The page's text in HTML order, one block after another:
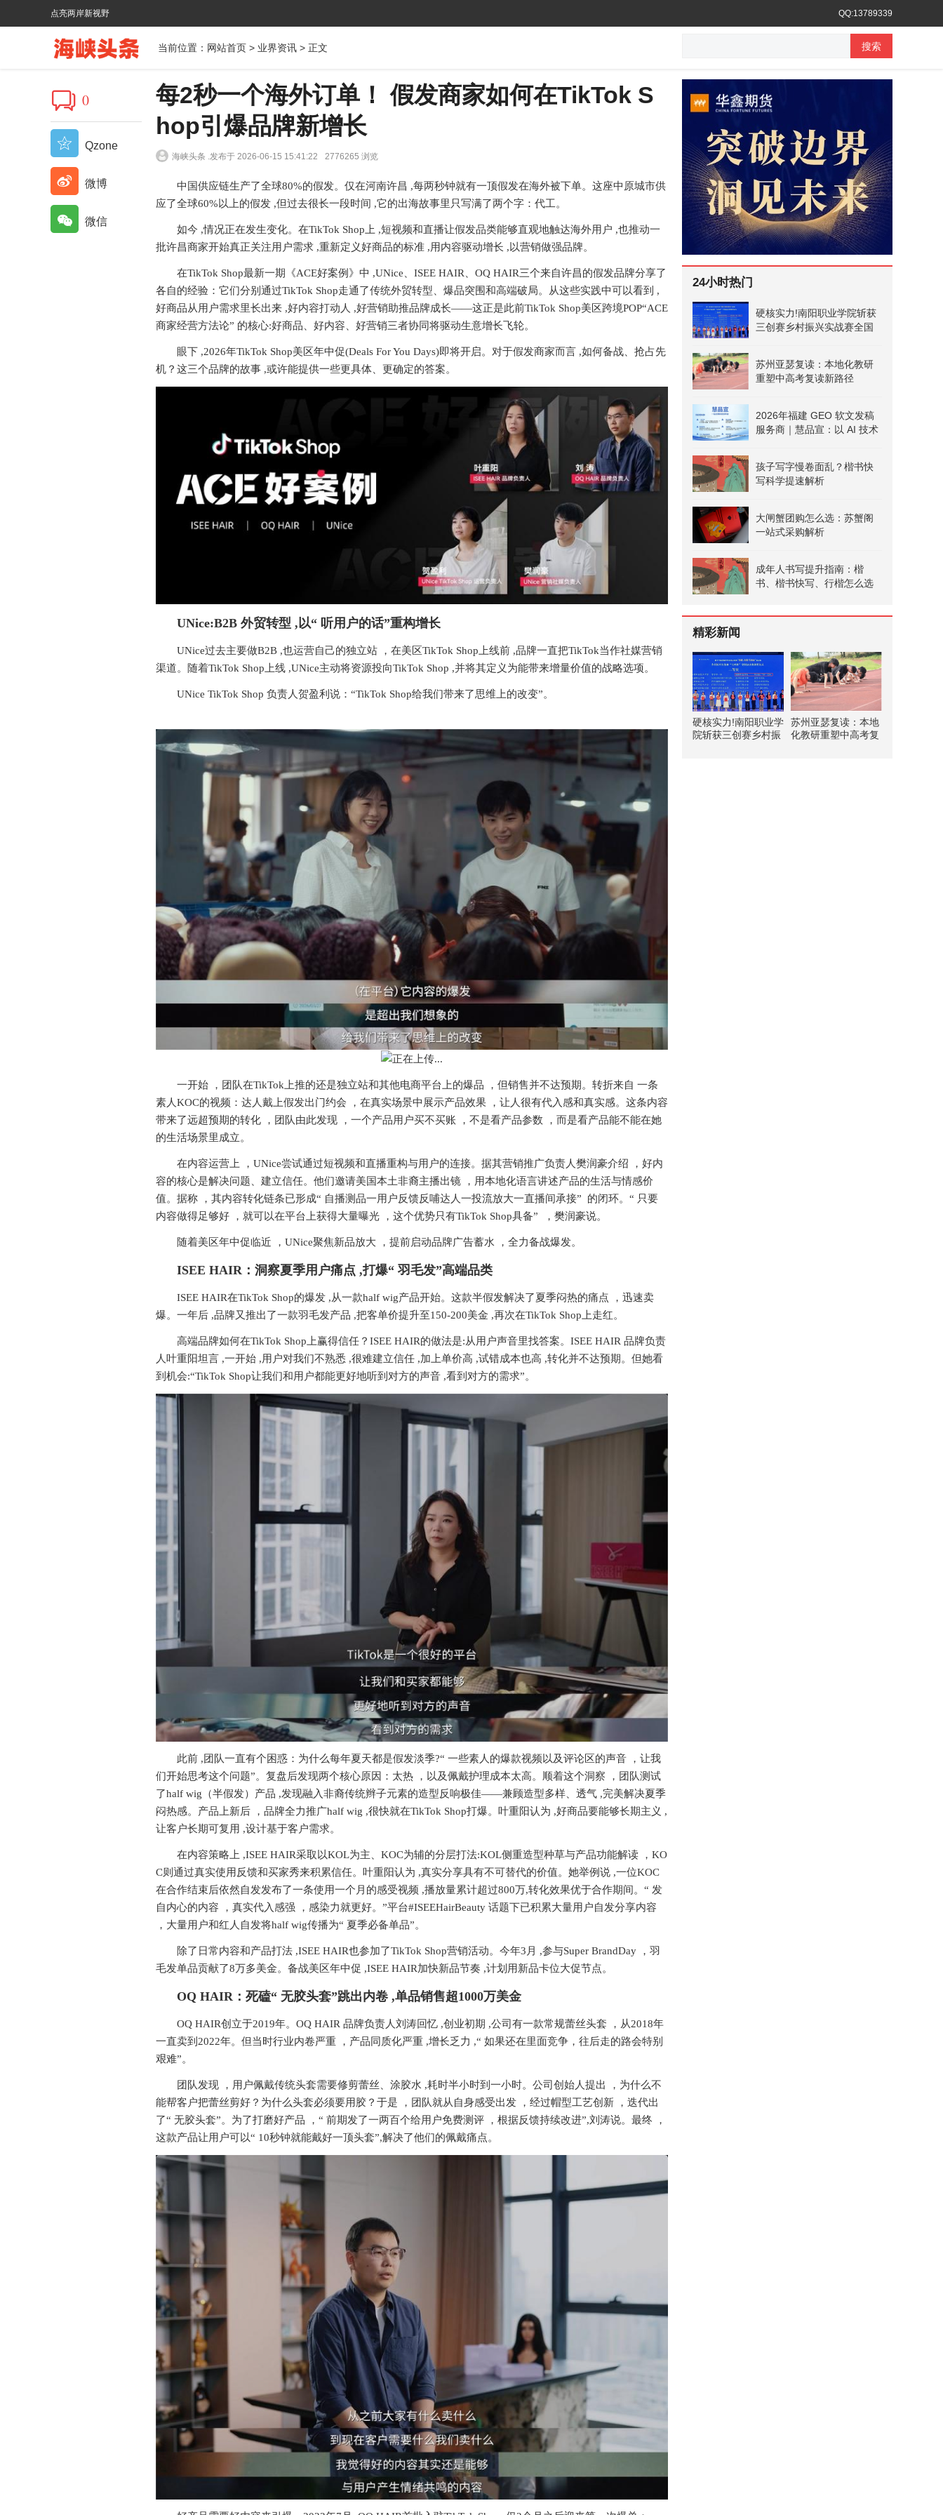
QQ:13789339
点亮两岸新视野
当前位置： 网站首页 > 业界资讯 > 正文 搜索
每2秒一个海外订单！ 假发商家如何在TikTok S
hop引爆品牌新增长
海峡头条 .发布于 2026-06-15 15:41:22 2776265 浏览
中国供应链生产了全球80%的假发。仅在河南许昌 ,每两秒钟就有一顶假发在海外被下单。这座中原城市供
应了全球60%以上的假发 ,但过去很长一段时间 ,它的出海故事里只写满了两个字：代工。
如今 ,情况正在发生变化。在TikTok Shop上 ,短视频和直播让假发品类能够直观地触达海外用户 ,也推动一
批许昌商家开始真正关注用户需求 ,重新定义好商品的标准 ,用内容驱动增长 ,以营销做强品牌。
在TikTok Shop最新一期《ACE好案例》中 ,UNice、ISEE HAIR、OQ HAIR三个来自许昌的假发品牌分享了
各自的经验：它们分别通过TikTok Shop走通了传统外贸转型、爆品突围和高端破局。从这些实践中可以看到 ,
好商品从用户需求里长出来 ,好内容打动人 ,好营销助推品牌成长——这正是此前TikTok Shop美区跨境POP“ACE
商家经营方法论” 的核心:好商品、好内容、好营销三者协同将驱动生意增长飞轮。
眼下 ,2026年TikTok Shop美区年中促(Deals For You Days)即将开启。对于假发商家而言 ,如何备战、抢占先
机？这三个品牌的故事 ,或许能提供一些更具体、更确定的答案。
UNice:B2B 外贸转型 ,以“ 听用户的话”重构增长
UNice过去主要做B2B ,也运营自己的独立站 ，在美区TikTok Shop上线前 ,品牌一直把TikTok当作社媒营销
渠道。随着TikTok Shop上线 ,UNice主动将资源投向TikTok Shop ,并将其定义为能带来增量价值的战略选项。
UNice TikTok Shop 负责人贺盈利说：“TikTok Shop给我们带来了思维上的改变”。
一开始 ，团队在TikTok上推的还是独立站和其他电商平台上的爆品 ，但销售并不达预期。转折来自 一条
素人KOC的视频：达人戴上假发出门约会 ，在真实场景中展⽰产品效果 ，让人很有代入感和真实感。这条内容
带来了远超预期的转化 ，团队由此发现 ，一个产品用户买不买账 ，不是看产品参数 ，而是看产品能不能在她
的生活场景里成立。
在内容运营上 ，UNice尝试通过短视频和直播重构与用户的连接。据其营销推广负责人樊润豪介绍 ，好内
容的核心是解决问题、建立信任。他们邀请美国本土非裔主播出镜 ，用本地化语言讲述产品的生活与情感价
值。据称 ，其内容转化链条已形成“ 自播测品一用户反馈反哺达人一投流放大一直播间承接” 的闭环。“ 只要
内容做得足够好 ，就可以在平台上获得大量曝光 ，这个优势只有TikTok Shop具备” ，樊润豪说。
随着美区年中促临近 ，UNice聚焦新品放大 ，提前启动品牌广告蓄水 ，全力备战爆发。
ISEE HAIR ：洞察夏季用户痛点 ,打爆“ 羽毛发”高端品类
ISEE HAIR在TikTok Shop的爆发 ,从一款half wig产品开始。这款半假发解决了夏季闷热的痛点 ，迅速卖
爆。一年后 ,品牌又推出了一款羽毛发产品 ,把客单价提升至150-200美金 ,再次在TikTok Shop上走红。
高端品牌如何在TikTok Shop上赢得信任？ISEE HAIR的做法是:从用户声音里找答案。ISEE HAIR 品牌负责
人叶重阳坦言 ,一开始 ,用户对我们不熟悉 ,很难建立信任 ,加上单价高 ,试错成本也高 ,转化并不达预期。但她看
到机会:“TikTok Shop让我们和用户都能更好地听到对方的声音 ,看到对方的需求”。
此前 ,团队一直有个困惑：为什么每年夏天都是假发淡季?“ 一些素人的爆款视频以及评论区的声音 ，让我
们开始思考这个问题”。复盘后发现两个核心原因：太热 ，以及佩戴护理成本太高。顺着这个洞察 ，团队测试
了half wig（半假发）产品 ,发现融入非裔传统辫子元素的造型反响极佳——兼顾造型多样、透气 ,完美解决夏季
闷热感。产品上新后 ，品牌全力推广half wig ,很快就在TikTok Shop打爆。叶重阳认为 ,好商品要能够长期主义 ,
让客户长期可复用 ,设计基于客户需求。
在内容策略上 ,ISEE HAIR采取以KOL为主、KOC为辅的分层打法:KOL侧重造型种草与产品功能解读 ，KO
C则通过真实使用反馈和买家秀来积累信任。叶重阳认为 ,真实分享具有不可替代的价值。她举例说 ,一位KOC
在合作结束后依然自发发布了一条使用一个月的感受视频 ,播放量累计超过800万,转化效果优于合作期间。“ 发
自内心的内容 ，真实代入感强 ，感染力就更好。”平台#ISEEHairBeauty 话题下已积累大量用户自发分享内容
，大量用户和红人自发将half wig传播为“ 夏季必备单品”。
除了日常内容和产品打法 ,ISEE HAIR也参加了TikTok Shop营销活动。今年3月 ,参与Super BrandDay ，羽
毛发单品贡献了8万多美金。备战美区年中促 ,ISEE HAIR加快新品节奏 ,计划用新品卡位大促节点。
OQ HAIR ：死磕“ 无胶头套”跳出内卷 ,单品销售超1000万美金
OQ HAIR创立于2019年。OQ HAIR 品牌负责人刘涛回忆 ,创业初期 ,公司有一款常规蕾丝头套 ，从2018年
一直卖到2022年。但当时行业内卷严重 ，产品同质化严重 ,增长乏力 ,“ 如果还在里面竞争，往后走的路会特别
艰难”。
团队发现 ，用户佩戴传统头套需要修剪蕾丝、涂胶水 ,耗时半小时到一小时。公司创始人提出 ，为什么不
能帮客户把蕾丝剪好？为什么头套必须要用胶？于是 ，团队就从自身感受出发 ，经过帽型工艺创新 ，迭代出
了“ 无胶头套”。为了打磨好产品 ，“ 前期发了一两百个给用户免费测评 ，根据反馈持续改进”,刘涛说。最终 ，
这款产品让用户可以“ 10秒钟就能戴好一顶头套”,解决了他们的佩戴痛点。
0
Qzone
微博
微信
24小时热门
硬核实力!南阳职业学院斩获
三创赛乡村振兴实战赛全国
苏州亚瑟复读：本地化教研
重塑中高考复读新路径
2026年福建 GEO 软文发稿
服务商｜慧品宣：以 AI 技术
孩子写字慢卷面乱？楷书快
写科学提速解析
大闸蟹团购怎么选：苏蟹阁
一站式采购解析
成年人书写提升指南：楷
书、楷书快写、行楷怎么选
精彩新闻
硬核实力!南阳职业学
院斩获三创赛乡村振
苏州亚瑟复读：本地
化教研重塑中高考复